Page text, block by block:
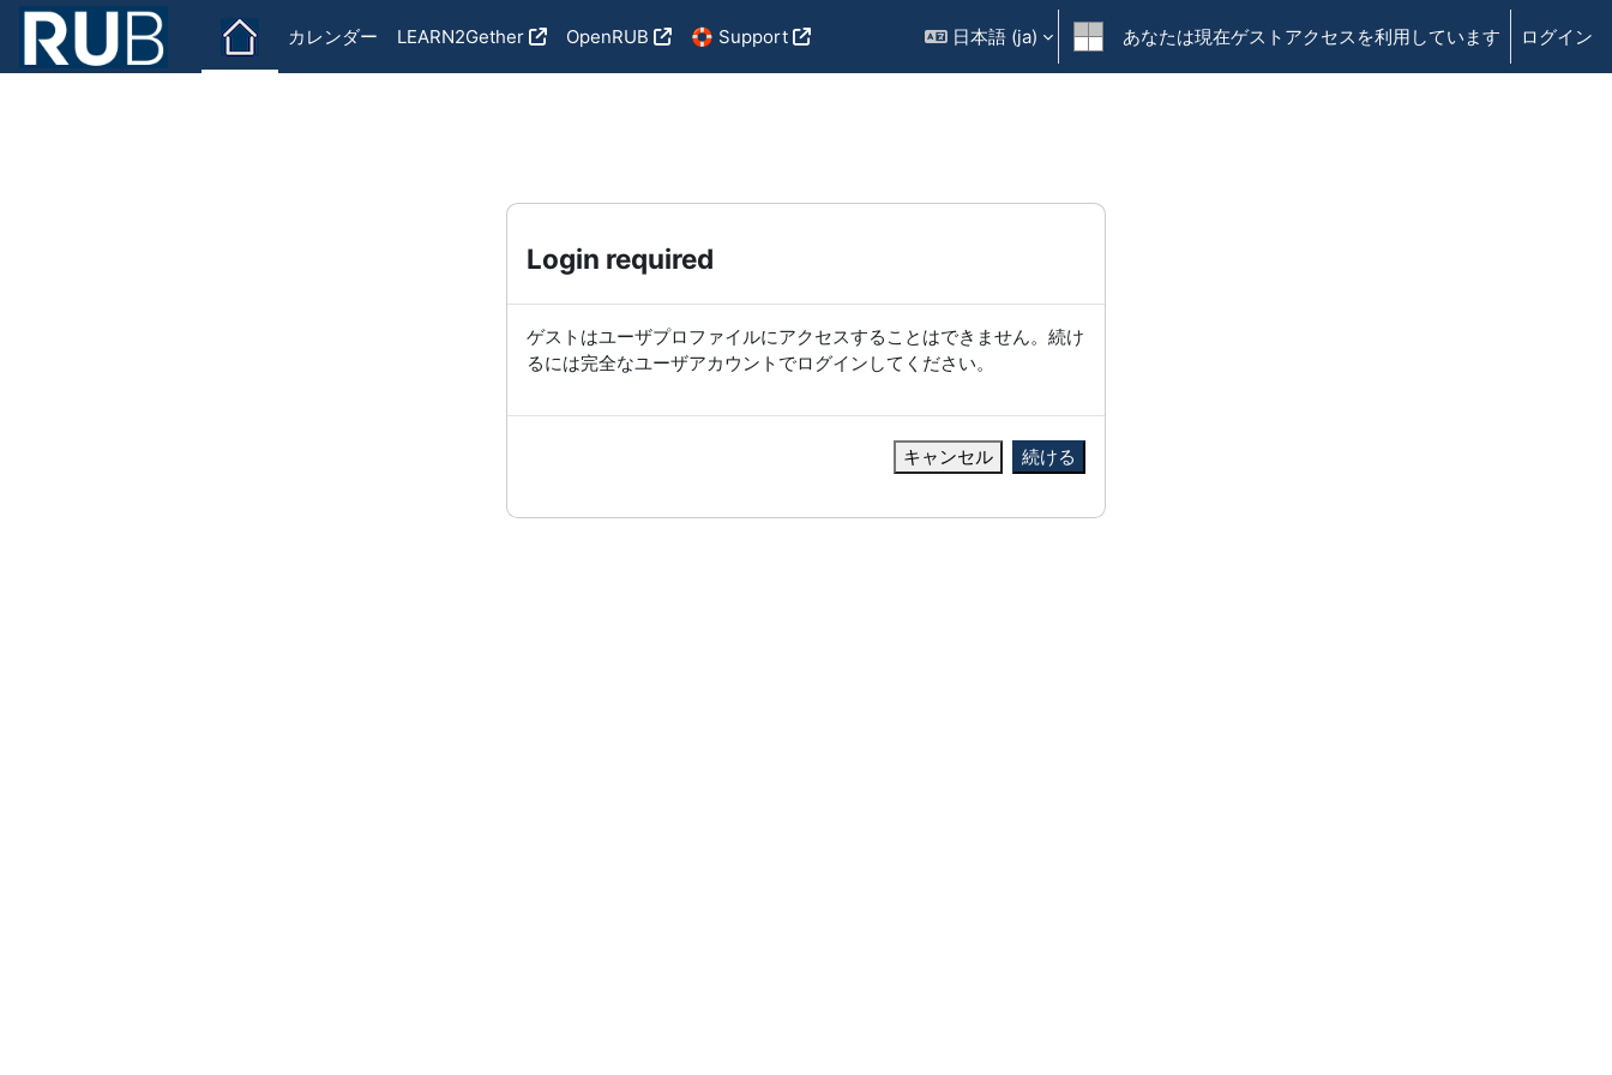
メインコンテンツへスキップする
カレンダー
LEARN2Gether OpenRUB 🛟 Support 日本語 ‎(ja)‎ あなたは現在ゲストアクセスを利用しています ログイン
Login required
ゲストはユーザプロファイルにアクセスすることはできません。続け
るには完全なユーザアカウントでログインしてください。
キャンセル 続ける